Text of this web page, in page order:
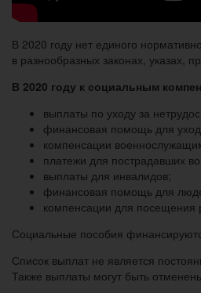
В 2020 году нет единого
в разнообразных законах, указах,
В 2020 году к социальным
выплаты по уходу за
финансовая помощь для
компенсации
платежи для пострадавших
выплаты для инвалидов;
финансовая помощь для
компенсации для посещения
Социальные пособия
Список выплат не является
Также выплаты могут быть